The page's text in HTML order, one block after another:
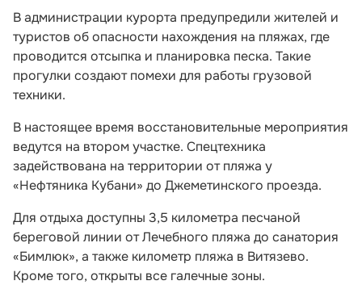
В администрации курорта предупредили жителей и
туристов об опасности нахождения на пляжах, где
проводится отсыпка и планировка песка. Такие
прогулки создают помехи для работы грузовой
техники.
В настоящее время восстановительные мероприятия
ведутся на втором участке. Спецтехника
задействована на территории от пляжа у
«Нефтяника Кубани» до Джеметинского проезда.
Для отдыха доступны 3,5 километра песчаной
береговой линии от Лечебного пляжа до санатория
«Бимлюк», а также километр пляжа в Витязево.
Кроме того, открыты все галечные зоны.